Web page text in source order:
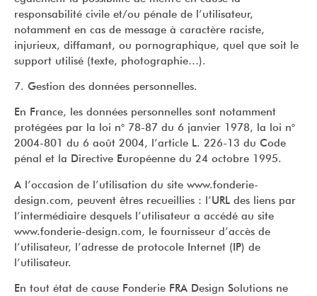
responsabilité civile et/ou pénale de l’utilisateur,
notamment en cas de message à caractère raciste,
injurieux, diffamant, ou pornographique, quel que soit le
support utilisé (texte, photographie…).
7. Gestion des données personnelles.
En France, les données personnelles sont notamment
protégées par la loi n° 78-87 du 6 janvier 1978, la loi n°
2004-801 du 6 août 2004, l’article L. 226-13 du Code
pénal et la Directive Européenne du 24 octobre 1995.
A l’occasion de l’utilisation du site www.fonderie-
design.com, peuvent êtres recueillies : l’URL des liens par
l’intermédiaire desquels l’utilisateur a accédé au site
www.fonderie-design.com, le fournisseur d’accès de
l’utilisateur, l’adresse de protocole Internet (IP) de
l’utilisateur.
En tout état de cause Fonderie FRA Design Solutions ne